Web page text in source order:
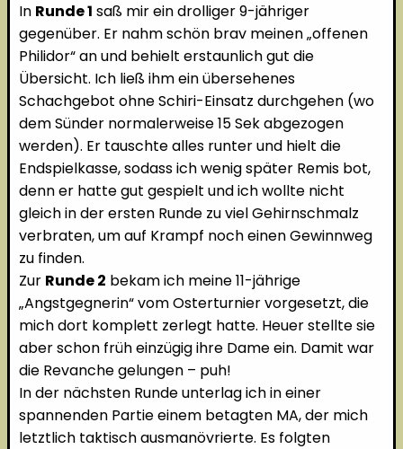
In Runde 1 saß mir ein drolliger 9-jähriger
gegenüber. Er nahm schön brav meinen „offenen
Philidor“ an und behielt erstaunlich gut die
Übersicht. Ich ließ ihm ein übersehenes
Schachgebot ohne Schiri-Einsatz durchgehen (wo
dem Sünder normalerweise 15 Sek abgezogen
werden). Er tauschte alles runter und hielt die
Endspielkasse, sodass ich wenig später Remis bot,
denn er hatte gut gespielt und ich wollte nicht
gleich in der ersten Runde zu viel Gehirnschmalz
verbraten, um auf Krampf noch einen Gewinnweg
zu finden.
Zur Runde 2 bekam ich meine 11-jährige
„Angstgegnerin“ vom Osterturnier vorgesetzt, die
mich dort komplett zerlegt hatte. Heuer stellte sie
aber schon früh einzügig ihre Dame ein. Damit war
die Revanche gelungen – puh!
In der nächsten Runde unterlag ich in einer
spannenden Partie einem betagten MA, der mich
letztlich taktisch ausmanövrierte. Es folgten